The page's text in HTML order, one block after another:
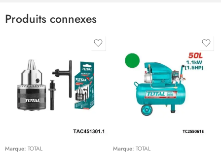
Produits connexes
Marque: TOTAL Marque: TOTAL